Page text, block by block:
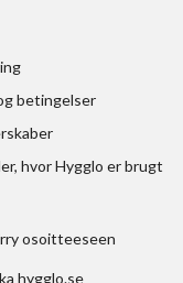
betingelser
hvor Hygglo er brugt
osoitteeseen
hygglo.se